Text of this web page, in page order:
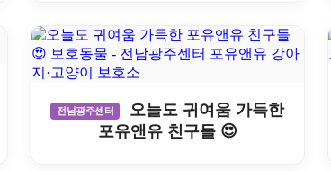
전남광주센터
오늘도 귀여움 가득한
포유앤유 친구들 😍